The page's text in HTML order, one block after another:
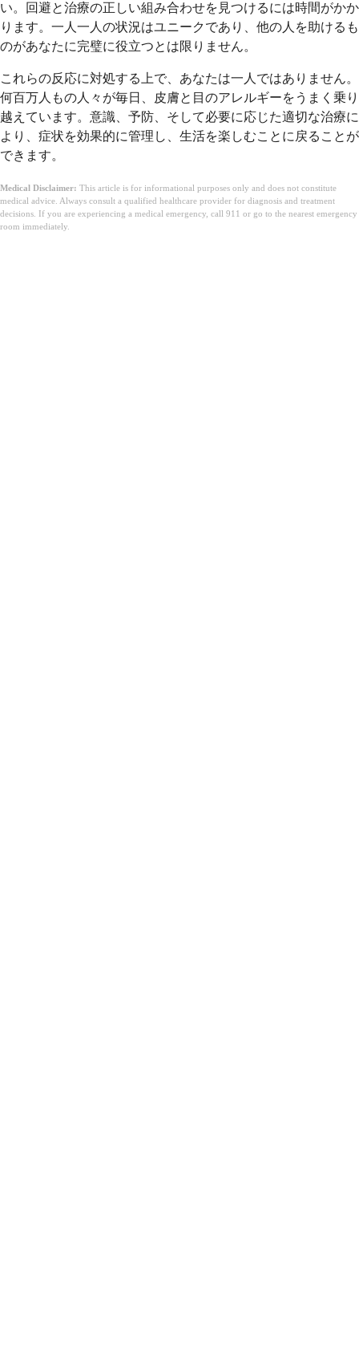
い。回避と治療の正しい組み合わせを見つけるには時間がかか
ります。一人一人の状況はユニークであり、他の人を助けるも
のがあなたに完璧に役立つとは限りません。
これらの反応に対処する上で、あなたは一人ではありません。
何百万人もの人々が毎日、皮膚と目のアレルギーをうまく乗り
越えています。意識、予防、そして必要に応じた適切な治療に
より、症状を効果的に管理し、生活を楽しむことに戻ることが
できます。
Medical Disclaimer: This article is for informational purposes only and does not constitute
medical advice. Always consult a qualified healthcare provider for diagnosis and treatment
decisions. If you are experiencing a medical emergency, call 911 or go to the nearest emergency
room immediately.